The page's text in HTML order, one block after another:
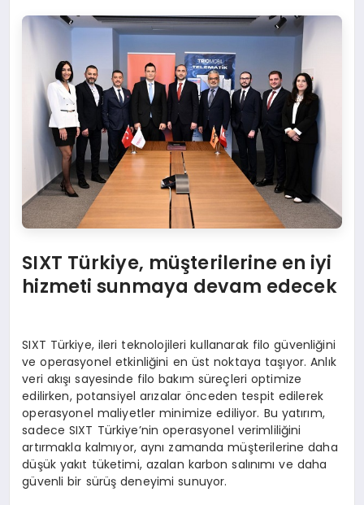
SIXT Türkiye, müşterilerine en iyi
hizmeti sunmaya devam edecek
SIXT Türkiye, ileri teknolojileri kullanarak filo güvenliğini
ve operasyonel etkinliğini en üst noktaya taşıyor. Anlık
veri akışı sayesinde filo bakım süreçleri optimize
edilirken, potansiyel arızalar önceden tespit edilerek
operasyonel maliyetler minimize ediliyor. Bu yatırım,
sadece SIXT Türkiye’nin operasyonel verimliliğini
artırmakla kalmıyor, aynı zamanda müşterilerine daha
düşük yakıt tüketimi, azalan karbon salınımı ve daha
güvenli bir sürüş deneyimi sunuyor.